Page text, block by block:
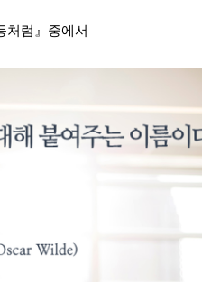
처럼 』 중에서